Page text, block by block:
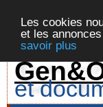
Les cookies
et les
savoir plus
et